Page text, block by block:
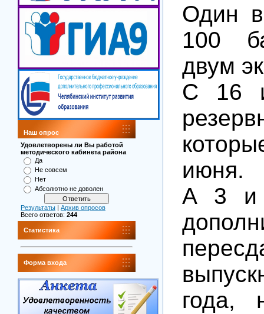
Наш опрос
Удовлетворены ли Вы работой
методического кабинета района
Да
Не совсем
Нет
Абсолютно не доволен
Результаты
Архив опросов
Всего ответов: 244
Статистика
Форма входа
Один
100
двум
С 16
июня.
А 3 и
года,